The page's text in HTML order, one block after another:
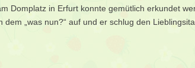
Domplatz in Erfurt konnte gemütlich erkundet
„was nun?“ auf und er schlug den